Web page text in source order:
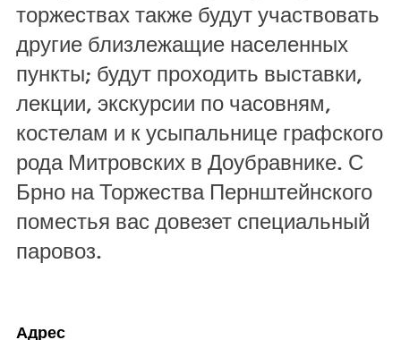
торжествах также будут участвовать
другие близлежащие населенных
пункты; будут проходить выставки,
лекции, экскурсии по часовням,
костелам и к усыпальнице графского
рода Митровских в Доубравнике. С
Брно на Торжества Пернштейнского
поместья вас довезет специальный
паровоз.
Адрес